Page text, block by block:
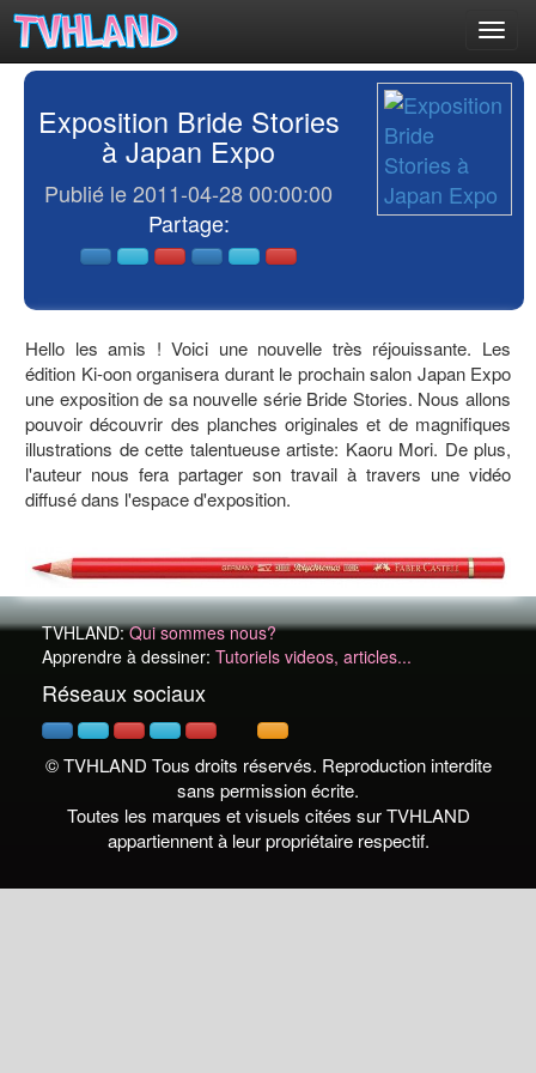
Exposition Bride Stories
à Japan Expo
Publié le 2011-04-28 00:00:00
Partage:
Hello les amis ! Voici une nouvelle très réjouissante. Les
édition Ki-oon organisera durant le prochain salon Japan Expo
une exposition de sa nouvelle série Bride Stories. Nous allons
pouvoir découvrir des planches originales et de magnifiques
illustrations de cette talentueuse artiste: Kaoru Mori. De plus,
l'auteur nous fera partager son travail à travers une vidéo
diffusé dans l'espace d'exposition.
TVHLAND:Qui sommes nous?
Apprendre à dessiner: Tutoriels videos, articles...
Réseaux sociaux
© TVHLAND Tous droits réservés. Reproduction interdite
sans permission écrite.
Toutes les marques et visuels citées sur TVHLAND
appartiennent à leur propriétaire respectif.